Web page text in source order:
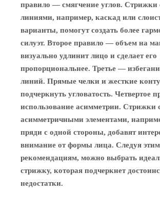
правило — смягчение углов. Стрижки
линиями, например, каскад или
варианты, помогут создать более
силуэт. Второе правило — объем на
визуально удлинит лицо и сделает его
пропорциональнее. Третье —
линий. Прямые челки и жесткие
подчеркнуть угловатость. Четвертое
использование асимметрии. Стрижки
асимметричными элементами,
пряди с одной стороны, добавят
внимание от формы лица. Следуя этим
рекомендациям, можно выбрать
стрижку, которая подчеркнет
недостатки.